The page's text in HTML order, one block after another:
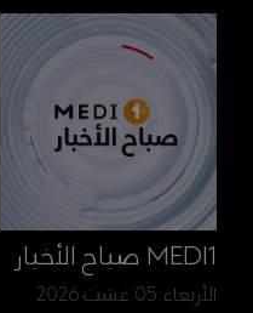
MEDI1 صباح الأخبار
الأربعاء 05 غشت 2026